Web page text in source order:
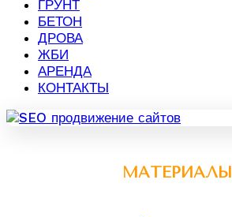
ГРУНТ
БЕТОН
ДРОВА
ЖБИ
АРЕНДА
КОНТАКТЫ
МАТЕРИАЛЫ